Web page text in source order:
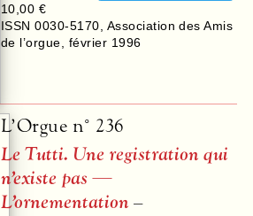
10,00 €
ISSN 0030-5170 Association des Amis
de l’orgue
février 1996
L’Orgue n° 236
Le Tutti. Une registration qui
n’existe pas —
L’ornementation –